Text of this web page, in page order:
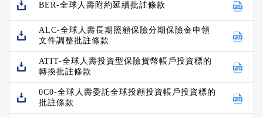
BER-全球人壽附約延續批註條款
ALC-全球人壽長期照顧保險分期保險金申領
文件調整批註條款
ATIT-全球人壽投資型保險貨幣帳戶投資標的
轉換批註條款
0C0-全球人壽委託全球投顧投資帳戶投資標的
批註條款